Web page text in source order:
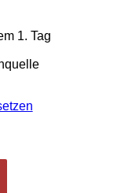
1. Tag